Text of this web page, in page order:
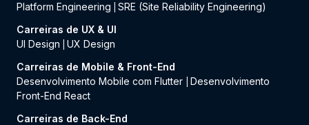
Platform Engineering
SRE (Site Reliability Engineering)
Carreiras de UX & UI
UI Design
UX Design
Carreiras de Mobile & Front-End
Desenvolvimento Mobile com Flutter
Desenvolvimento
Front-End React
Carreiras de Back-End